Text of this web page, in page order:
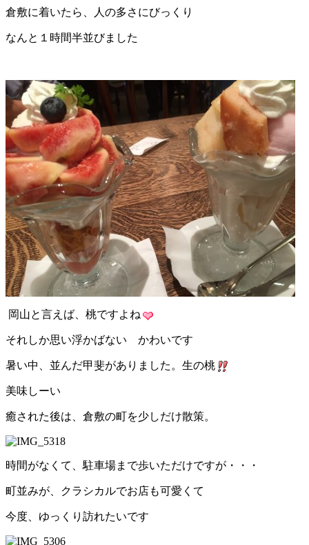
倉敷に着いたら、人の多さにびっくり
なんと１時間半並びました
岡山と言えば、桃ですよね
それしか思い浮かばない かわいです
暑い中、並んだ甲斐がありました。生の桃
美味しーい
癒された後は、倉敷の町を少しだけ散策。
時間がなくて、駐車場まで歩いただけですが・・・
町並みが、クラシカルでお店も可愛くて
今度、ゆっくり訪れたいです